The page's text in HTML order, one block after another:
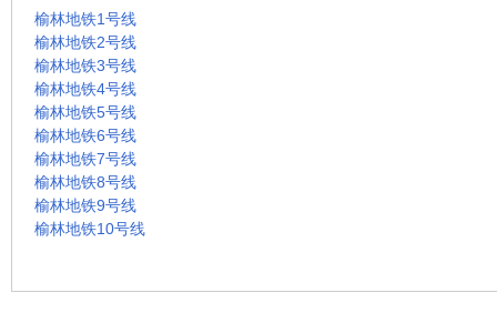
榆林地铁1号线
榆林地铁2号线
榆林地铁3号线
榆林地铁4号线
榆林地铁5号线
榆林地铁6号线
榆林地铁7号线
榆林地铁8号线
榆林地铁9号线
榆林地铁10号线